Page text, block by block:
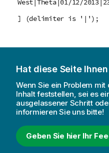
West|Theta|01/12/
] (delimiter is '|');
Hat diese Seite
Wenn Sie ein Problem
Inhalt feststellen, sei es
ausgelassener Schritt
informieren Sie uns bitte!
Geben Sie hier Ihr